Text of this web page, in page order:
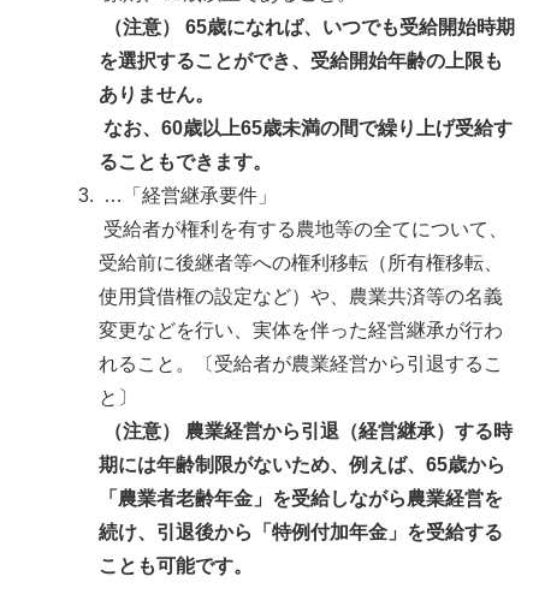
（注意） 65歳になれば、いつでも受給開始時期
を選択することができ、受給開始年齢の上限も
ありません。
なお、60歳以上65歳未満の間で繰り上げ受給す
ることもできます。
…「経営継承要件」
受給者が権利を有する農地等の全てについて、
受給前に後継者等への権利移転（所有権移転、
使用貸借権の設定など）や、農業共済等の名義
変更などを行い、実体を伴った経営継承が行わ
れること。〔受給者が農業経営から引退するこ
と〕
（注意） 農業経営から引退（経営継承）する時
期には年齢制限がないため、例えば、65歳から
「農業者老齢年金」を受給しながら農業経営を
続け、引退後から「特例付加年金」を受給する
ことも可能です。